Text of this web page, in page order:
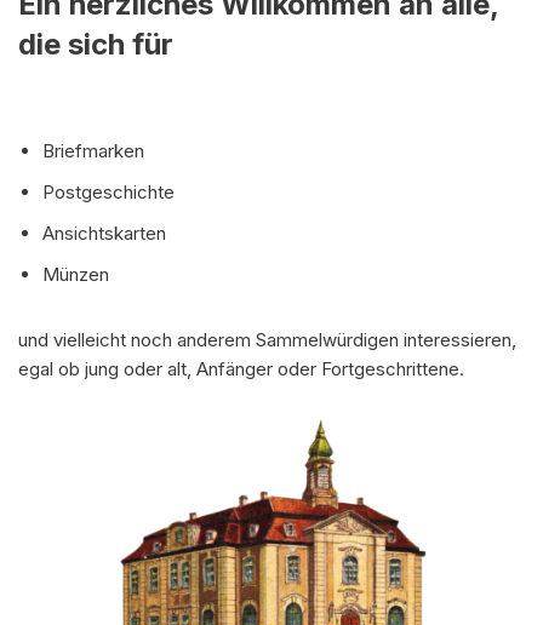
die sich für
Briefmarken
Postgeschichte
Ansichtskarten
Münzen
und vielleicht noch anderem Sammelwürdigen interessieren,
egal ob jung oder alt, Anfänger oder Fortgeschrittene.